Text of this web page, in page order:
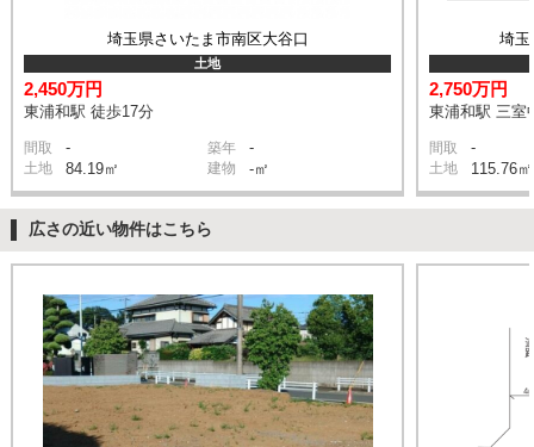
埼玉県さいたま市南区大谷口
土地
2,450万円
東浦和駅 徒歩17分
間取 - 築年 -
土地 84.19㎡ 建物 -㎡
埼玉
2,750万円
東浦和駅 三室
間取 -
土地 115.76㎡
広さの近い物件はこちら